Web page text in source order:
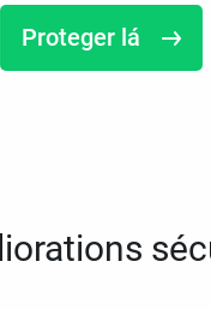
Proteger lá